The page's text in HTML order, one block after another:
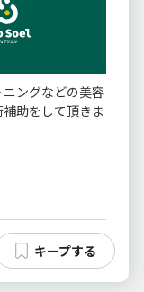
ングなどの美容
助をして頂きま